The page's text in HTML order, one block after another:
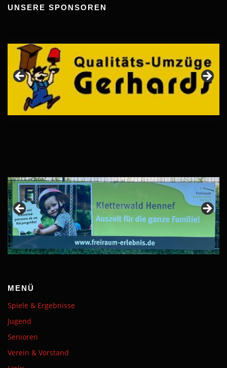
UNSERE SPONSOREN
MENÜ
Spiele & Ergebnisse
Jugend
Senioren
Verein & Vorstand